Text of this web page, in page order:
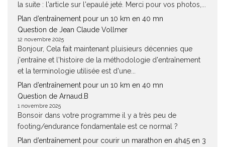
la suite : l'article sur l'epaulé jeté. Merci pour vos photos,...
Plan d’entraînement pour un 10 km en 40 mn
Question de Jean Claude Vollmer
12 novembre 2025
Bonjour, Cela fait maintenant pluisieurs décennies que
j'entraîne et l'histoire de la méthodologie d'entraînement
et la terminologie utilisée est d'une...
Plan d’entraînement pour un 10 km en 40 mn
Question de Arnaud.B
1 novembre 2025
Bonsoir dans votre programme il y a très peu de
footing/endurance fondamentale est ce normal ?
Plan d’entraînement pour courir un marathon en 4h45 en 3